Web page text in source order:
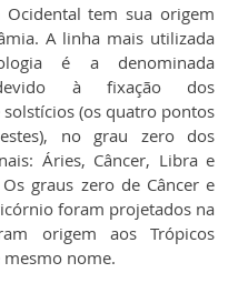
Ocidental tem sua origem
A linha mais utilizada
é a denominada
à fixação dos
solstícios (os quatro pontos
no grau zero dos
Áries, Câncer, Libra e
graus zero de Câncer e
foram projetados na
origem aos Trópicos
nome.